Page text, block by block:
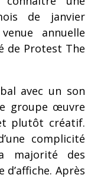
de janvier
annuelle
de Protest The
avec un son
groupe œuvre
plutôt créatif.
complicité
majorité des
Après